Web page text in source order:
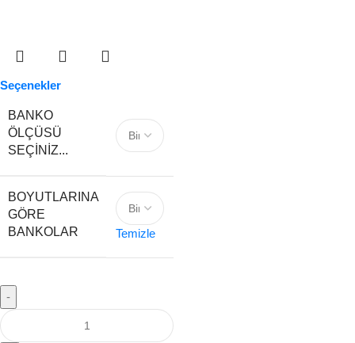
Seçenekler
BANKO
ÖLÇÜSÜ
SEÇINIZ...
BOYUTLARINA
GÖRE
BANKOLAR
Temizle
-